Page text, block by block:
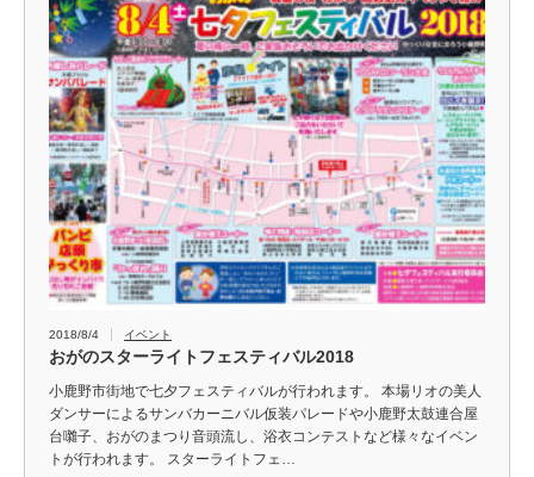
2018/8/4 イベント
おがのスターライトフェスティバル2018
小鹿野市街地で七夕フェスティバルが行われます。 本場リオの美人
ダンサーによるサンバカーニバル仮装パレードや小鹿野太鼓連合屋
台囃子、おがのまつり音頭流し、浴衣コンテストなど様々なイベン
トが行われます。 スターライトフェ…